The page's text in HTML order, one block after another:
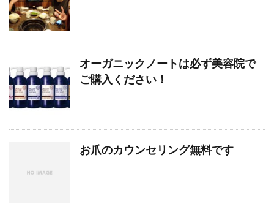
オーガニックノートは必ず美容院で
ご購入ください！
お爪のカウンセリング無料です